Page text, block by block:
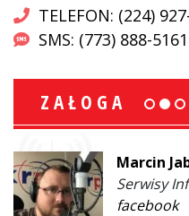
TELEFON: (224)
SMS: (773) 888-5161
ZAŁOGA
Marcin
Serwisy
facebook